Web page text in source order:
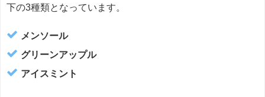
下の3種類となっています。
メンソール
グリーンアップル
アイスミント